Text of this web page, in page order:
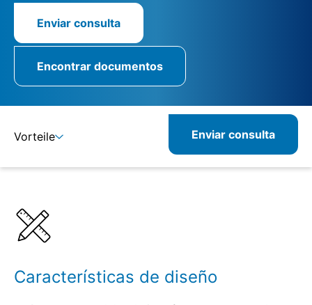
Enviar consulta
Encontrar documentos
Vorteile
Productos combinados
Enviar consulta
Características de diseño